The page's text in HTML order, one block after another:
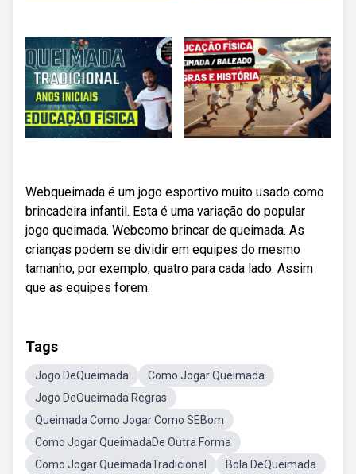
Webqueimada é um jogo esportivo muito usado como
brincadeira infantil. Esta é uma variação do popular
jogo queimada. Webcomo brincar de queimada. As
crianças podem se dividir em equipes do mesmo
tamanho, por exemplo, quatro para cada lado. Assim
que as equipes forem.
Tags
Jogo DeQueimada
Como Jogar Queimada
Jogo DeQueimada Regras
Queimada Como Jogar Como SEBom
Como Jogar QueimadaDe Outra Forma
Como Jogar QueimadaTradicional
Bola DeQueimada